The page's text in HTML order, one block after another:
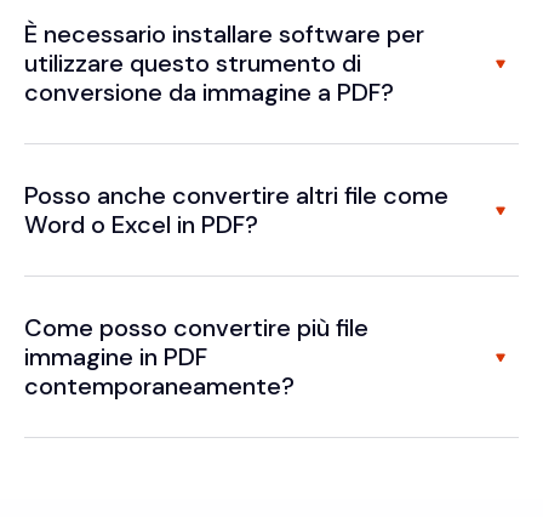
È necessario installare software per
utilizzare questo strumento di
conversione da immagine a PDF?
Posso anche convertire altri file come
Word o Excel in PDF?
Come posso convertire più file
immagine in PDF
contemporaneamente?